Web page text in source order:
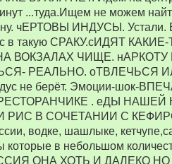
...туда.Ищем не можем
чЕРТОВЫ ИНДУСЫ. Устали.
в такую СРАКУ.сИДЯТ
ВОКЗАЛАХ ЧИЩЕ. нАРКОТУ
РЕАЛЬНО. оТВЛЕЧЬСЯ
не берёт. Эмоции-шок-
. еДЫ НАШЕЙ
РИС В СОЧЕТАНИИ С
водке, шашлыке,
которые в небольшом
ОНА ХОТЬ И ДАЛЕКО